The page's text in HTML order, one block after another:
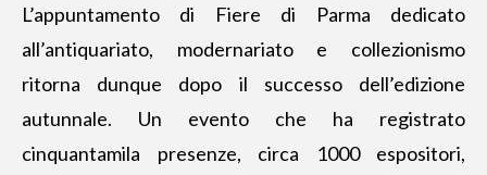
L’appuntamento di Fiere di Parma dedicato
all’antiquariato, modernariato e collezionismo
ritorna dunque dopo il successo dell’edizione
autunnale. Un evento che ha registrato
cinquantamila presenze, circa 1000 espositori,